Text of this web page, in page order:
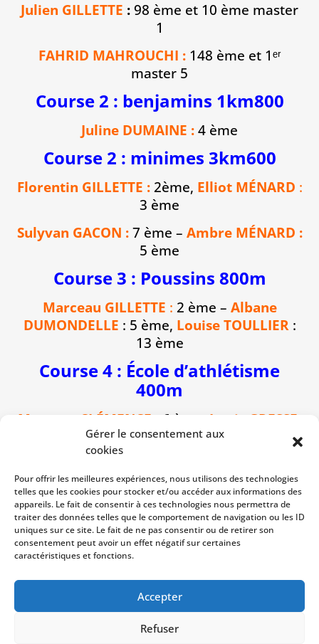
Gérer le consentement aux
cookies
Pour offrir les meilleures expériences, nous utilisons des technologies
telles que les cookies pour stocker et/ou accéder aux informations des
appareils. Le fait de consentir à ces technologies nous permettra de
traiter des données telles que le comportement de navigation ou les ID
uniques sur ce site. Le fait de ne pas consentir ou de retirer son
consentement peut avoir un effet négatif sur certaines
caractéristiques et fonctions.
Accepter
Refuser
Julien GILLETTE : 98 ème et 10 ème master
1
FAHRID MAHROUCHI :148 ème et 1ᵉʳ
master 5
Course 2 : benjamins 1km800
Juline DUMAINE : 4 ème
Course 2 : minimes 3km600
Florentin GILLETTE :2ème, Elliot MÉNARD :
3 ème
Sulyvan GACON :7 ème – Ambre MÉNARD :
5 ème
Course 3 : Poussins 800m
Marceau GILLETTE : 2 ème – Albane
DUMONDELLE : 5 ème, Louise TOULLIER:
13 ème
Course 4 : École d’athlétisme
400m
Marceau CLÉMENCE : 6 ème,
Louis GRESSE-
7 ème,Basile ROGER
COQUELIN:12 ème
Bravo à tous pour cette belle représentation
du club et ces excellents résultats.
Résultats disponibles sur Normandie course